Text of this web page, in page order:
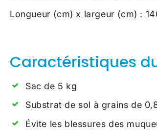
Longueur (cm) x largeur (cm) :
Caractéristiques
Sac de 5 kg
Substrat de sol à grains de
Évite les blessures des